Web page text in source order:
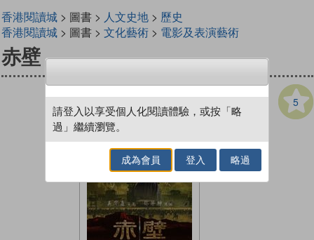
香港閱讀城> 圖書 > 人文史地> 歷史
香港閱讀城> 圖書 > 文化藝術> 電影及表演藝術
赤壁
5
請登入以享受個人化閱讀體驗，或按「略
過」繼續瀏覽。
成為會員 登入 略過